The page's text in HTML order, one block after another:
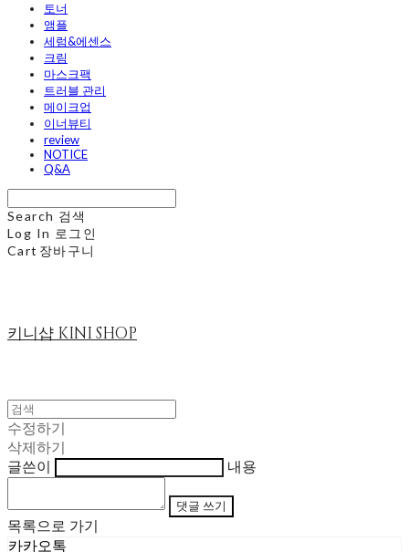
토너
앰플
세럼&에센스
크림
마스크팩
트러블 관리
메이크업
이너뷰티
review
NOTICE
Q&A
Search 검색
Log In 로그인
Cart 장바구니
키니샵 KINI SHOP
수정하기
삭제하기
글쓴이
내용
댓글 쓰기
목록으로 가기
카카오톡